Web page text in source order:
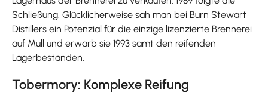
Schließung. Glücklicherweise sah man bei Burn Stewart
Distillers ein Potenzial für die einzige lizenzierte Brennerei
auf Mull und erwarb sie 1993 samt den reifenden
Lagerbeständen.
Tobermory: Komplexe Reifung